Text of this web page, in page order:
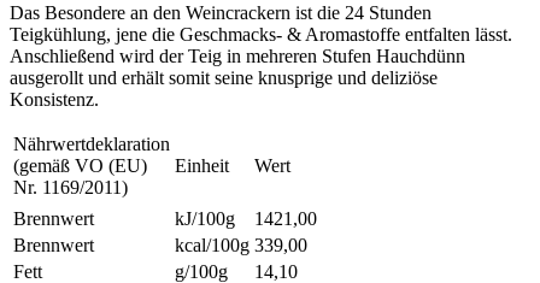
Das Besondere an den Weincrackern ist die 24 Stunden
Teigkühlung, jene die Geschmacks- & Aromastoffe entfalten lässt.
Anschließend wird der Teig in mehreren Stufen Hauchdünn
ausgerollt und erhält somit seine knusprige und deliziöse
Konsistenz.
Nährwertdeklaration
(gemäß VO (EU)
Nr. 1169/2011)
Einheit Wert
Brennwert kJ/100g
1421,00
Brennwert
kcal/100g 339,00
Fett
g/100g
14,10